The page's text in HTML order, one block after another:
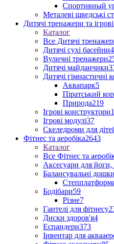
Спортивный
Металеві шведські
Дитячі тренажери та
Каталог
Все Дитячі
Дитячі сухі басейни
Вуличні тренажери
Дитячі майданчики
Дитячі гімнастичні
Аквапарк5
Піратський
Природа219
Ігрові конструктори
Ігрові модулі37
Скеледроми для
Фітнес та аеробіка2643
Каталог
Все Фітнес та
Аксесуари для йоги,
Балансувальні
Бодібари59
Різне7
Гантелі для фітнесу
Диски здоров'я4
Еспандери373
Інвентар для